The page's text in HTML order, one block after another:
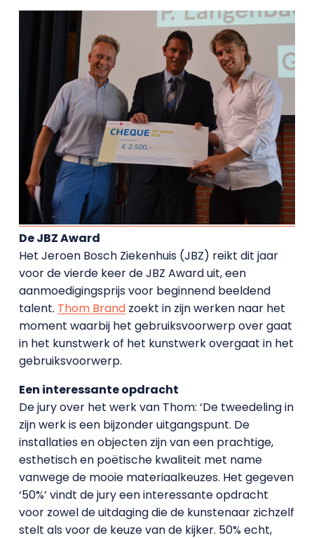
De JBZ Award
Het Jeroen Bosch Ziekenhuis (JBZ) reikt dit jaar
voor de vierde keer de JBZ Award uit, een
aanmoedigingsprijs voor beginnend beeldend
talent. Thom Brandzoekt in zijn werken naar het
moment waarbij het gebruiksvoorwerp over gaat
in het kunstwerk of het kunstwerk overgaat in het
gebruiksvoorwerp.
Een interessante opdracht
De jury over het werk van Thom: ‘De tweedeling in
zijn werk is een bijzonder uitgangspunt. De
installaties en objecten zijn van een prachtige,
esthetisch en poëtische kwaliteit met name
vanwege de mooie materiaalkeuzes. Het gegeven
‘50%’ vindt de jury een interessante opdracht
voor zowel de uitdaging die de kunstenaar zichzelf
stelt als voor de keuze van de kijker. 50% echt,